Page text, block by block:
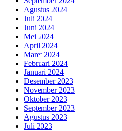
Agustus 2024
Juli 2024
Juni 2024
Mei 2024
April 2024
Maret 2024
Februari 2024
Januari 2024
Desember 2023
November 2023
Oktober 2023
September 2023
Agustus 2023
Juli 2023